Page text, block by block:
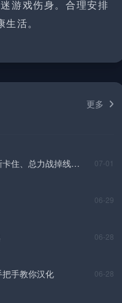
游戏伤身。合理安排
活。
更多
住、总力战掉线实
07-01
06-29
06-28
手教你汉化 06-28